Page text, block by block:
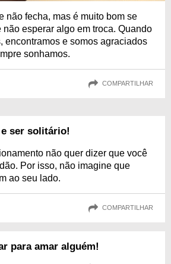
não fecha, mas é muito bom se
não esperar algo em troca. Quando
encontramos e somos agraciados
sonhamos.
COMPARTILHAR
ser solitário!
não quer dizer que você
Por isso, não imagine que
ao seu lado.
COMPARTILHAR
para amar alguém!